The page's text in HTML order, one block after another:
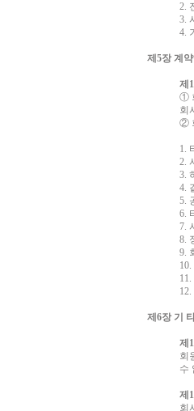
2.
3.
4.
제5장 계
제
①
회
②
1.
2.
3.
4.
5.
6.
7.
8.
9.
제6장 기
제
회
수
제
회